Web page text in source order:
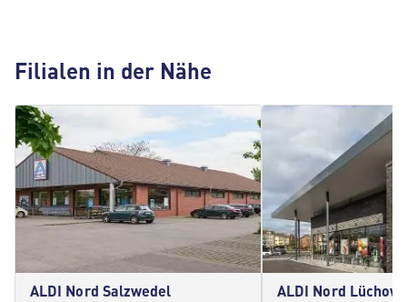
Filialen in der Nähe
ALDI Nord Salzwedel ALDI Nord Lüchow